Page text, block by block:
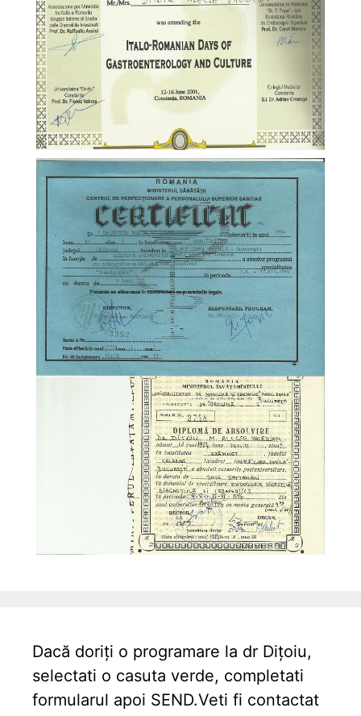
Dacă doriți o programare la dr Dițoiu,
selectati o casuta verde, completati
formularul apoi SEND.Veti fi contactat